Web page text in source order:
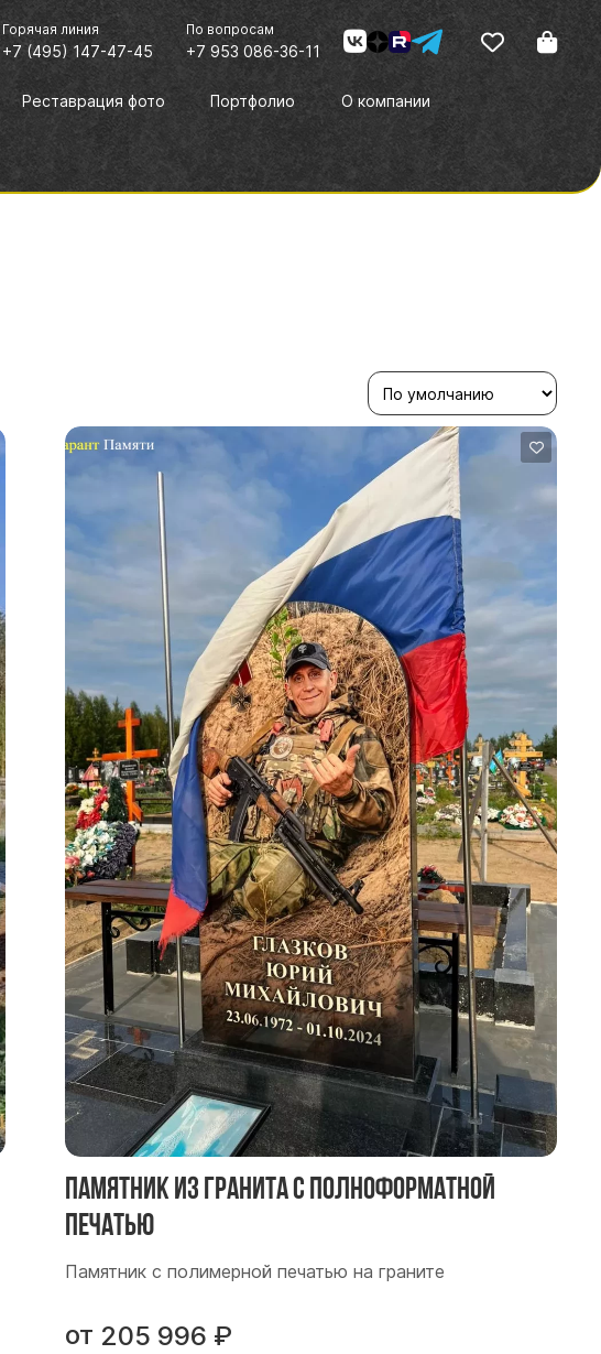
Горячая линия
+7 (495) 147-47-45
По вопросам
+7 953 086-36-11
Реставрация фото Портфолио О компании
Памятник из гранита с Полноформатной
печатью
Памятник с полимерной печатью на граните
от 205 996 ₽